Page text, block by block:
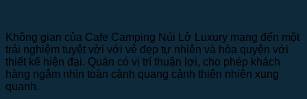
Không gian của Cafe Camping Núi Lở Luxury mang đến một
trải nghiệm tuyệt vời với vẻ đẹp tự nhiên và hòa quyện với
thiết kế hiện đại. Quán có vị trí thuận lợi, cho phép khách
hàng ngắm nhìn toàn cảnh quang cảnh thiên nhiên xung
quanh.